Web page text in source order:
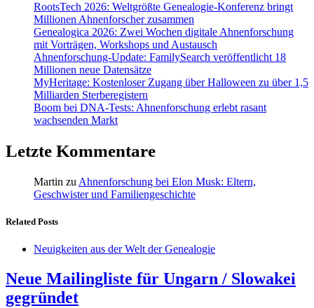
RootsTech 2026: Weltgrößte Genealogie-Konferenz bringt
Millionen Ahnenforscher zusammen
Genealogica 2026: Zwei Wochen digitale Ahnenforschung
mit Vorträgen, Workshops und Austausch
Ahnenforschung-Update: FamilySearch veröffentlicht 18
Millionen neue Datensätze
MyHeritage: Kostenloser Zugang über Halloween zu über 1,5
Milliarden Sterberegistern
Boom bei DNA-Tests: Ahnenforschung erlebt rasant
wachsenden Markt
Letzte Kommentare
Martin zu Ahnenforschung bei Elon Musk: Eltern,
Geschwister und Familiengeschichte
Related Posts
Neuigkeiten aus der Welt der Genealogie
Neue Mailingliste für Ungarn / Slowakei
gegründet